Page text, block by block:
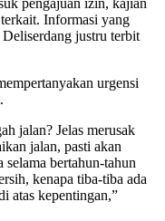
pengajuan izin, kajian
Informasi yang
justru terbit
urgensi
jalan? Jelas merusak
jalan, pasti akan
bertahun-tahun
kenapa tiba-tiba ada
atas kepentingan,”